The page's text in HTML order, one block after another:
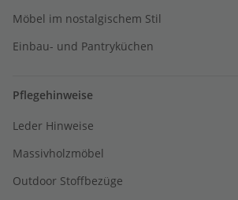
Möbel im nostalgischem Stil
Einbau- und Pantryküchen
Pflegehinweise
Leder Hinweise
Massivholzmöbel
Outdoor Stoffbezüge